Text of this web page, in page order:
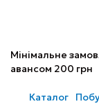
Мінімальне
авансом 200 грн
Каталог